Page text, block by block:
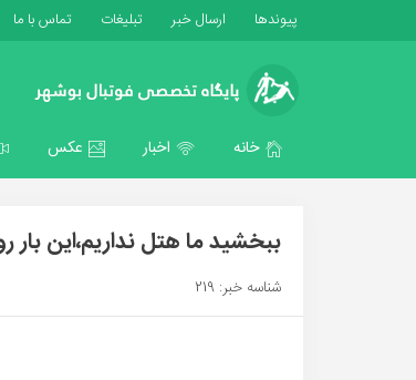
پیوندها ارسال خبر تبلیغات تماس با ما
خانه اخبار عکس
ببخشید ما هتل نداریم،این
شناسه خبر: 219